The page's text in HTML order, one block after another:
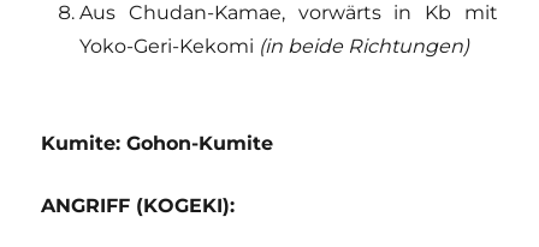
Aus Chudan-Kamae, vorwärts in Kb mit
Yoko-Geri-Kekomi (in beide Richtungen)
Kumite: Gohon-Kumite
ANGRIFF (KOGEKI):